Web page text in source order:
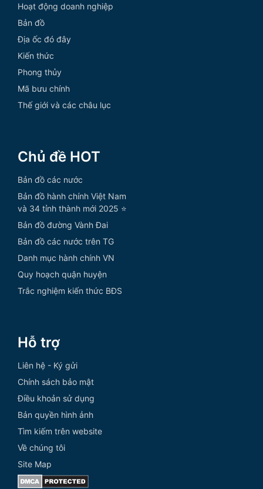
Hoạt động doanh nghiệp
Bản đồ
Địa ốc đó đây
Kiến thức
Phong thủy
Mã bưu chính
Thế giới và các châu lục
Chủ đề HOT
Bản đồ các nước
Bản đồ hành chính Việt Nam
và 34 tỉnh thành mới 2025 ⭐
Bản đồ đường Vành Đai
Bản đồ các nước trên TG
Danh mục hành chính VN
Quy hoạch quận huyện
Trắc nghiệm kiến thức BĐS
Hỗ trợ
Liên hệ - Ký gửi
Chính sách bảo mật
Điều khoản sử dụng
Bản quyền hình ảnh
Tìm kiếm trên website
Về chúng tôi
Site Map